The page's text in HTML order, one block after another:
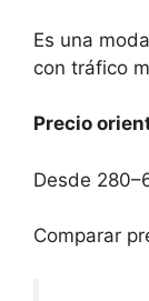
Es una
con tráfico
Precio
Desde
Comparar